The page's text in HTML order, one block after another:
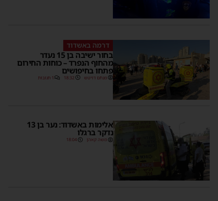
דרמה באשדוד
בחור ישיבה בן 15 נעדר
מהחוף הנפרד – כוחות החירום
פתחו בחיפושים
מנחם דויטש 18:32 1 תגובות
אלימות באשדוד: נער בן 13
נדקר ברגלו
משה קאהן 18:04